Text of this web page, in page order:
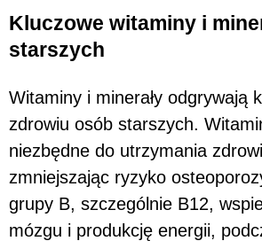
Kluczowe witaminy i
starszych
Witaminy i minerały odgrywają
zdrowiu osób starszych.
niezbędne do utrzymania
zmniejszając ryzyko
grupy B, szczególnie B12,
mózgu i produkcję energii,